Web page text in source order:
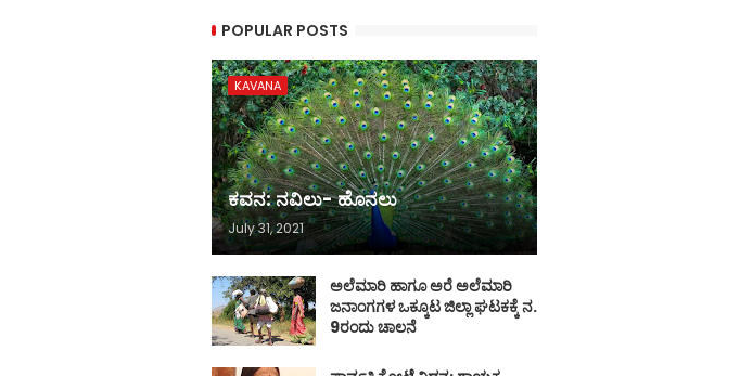
POPULAR POSTS
KAVANA
ಕವನ: ನವಿಲು- ಹೊನಲು
July 31, 2021
ಅಲೆಮಾರಿ ಹಾಗೂ ಅರೆ ಅಲೆಮಾರಿ
ಜನಾಂಗಗಳ ಒಕ್ಕೂಟ ಜಿಲ್ಲಾ ಘಟಕಕ್ಕೆ ನ.
9ರಂದು ಚಾಲನೆ